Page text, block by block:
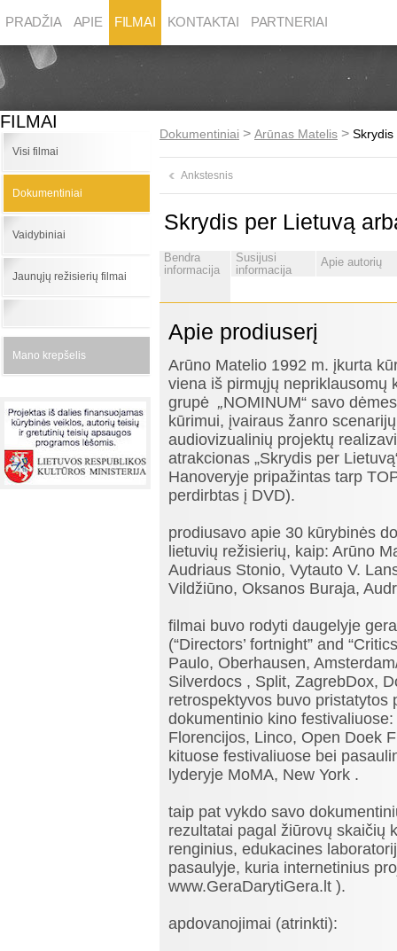
PRADŽIA APIE FILMAI KONTAKTAI PARTNERIAI
FILMAI
Visi filmai
Dokumentiniai
Vaidybiniai
Jaunųjų režisierių filmai
Mano krepšelis
Dokumentiniai > Arūnas Matelis >
Ankstesnis
Skrydis per Lietuvą
Bendra
informacija
Susijusi
informacija
Apie autorių
Apie prodiuserį
Arūno Matelio 1992 m. įkurta
viena iš pirmųjų nepriklausomų
grupė „NOMINUM“ savo
kūrimui, įvairaus žanro
audiovizualinių projektų
atrakcionas „Skrydis per
Hanoveryje pripažintas tarp
perdirbtas į DVD).
prodiusavo apie 30 kūrybinės
lietuvių režisierių, kaip: Arūno
Audriaus Stonio, Vytauto V.
Vildžiūno, Oksanos Buraja,
filmai buvo rodyti daugelyje
(“Directors’ fortnight” and
Paulo, Oberhausen,
Silverdocs , Split, ZagrebDox,
retrospektyvos buvo pristatytos
dokumentinio kino
Florencijos, Linco, Open Doek
kituose festivaliuose bei
lyderyje MoMA, New York .
taip pat vykdo savo
rezultatai pagal žiūrovų skaičių
renginius, edukacines
pasaulyje, kuria internetinius
www.GeraDarytiGera.lt ).
apdovanojimai (atrinkti):